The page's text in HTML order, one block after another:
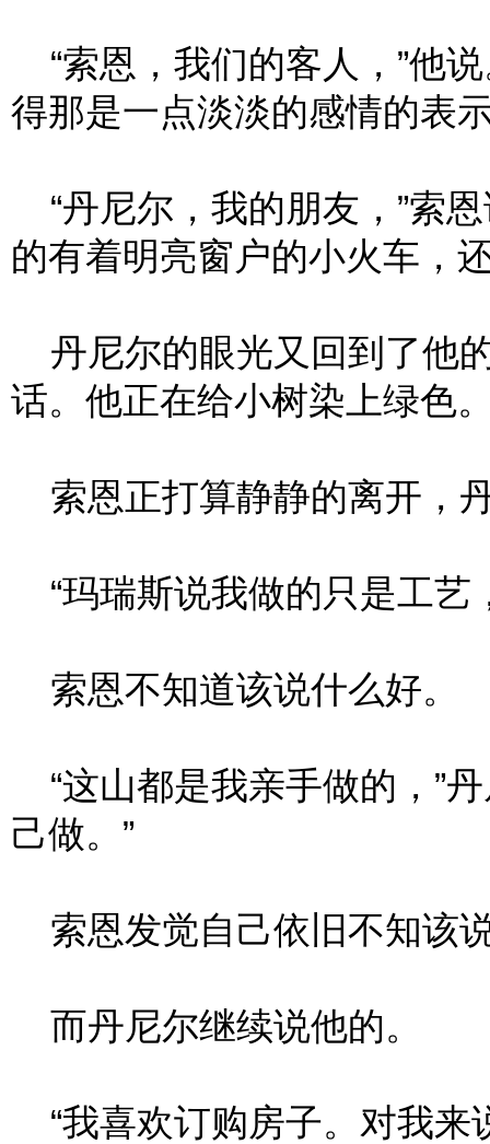
“索恩，我们的客人，”他
得那是一点淡淡的感情的表
“丹尼尔，我的朋友，”索
的有着明亮窗户的小火车，
丹尼尔的眼光又回到了他
话。他正在给小树染上绿色
索恩正打算静静的离开，
“玛瑞斯说我做的只是工艺
索恩不知道该说什么好。
“这山都是我亲手做的，”
己做。”
索恩发觉自己依旧不知该
而丹尼尔继续说他的。
“我喜欢订购房子。对我来